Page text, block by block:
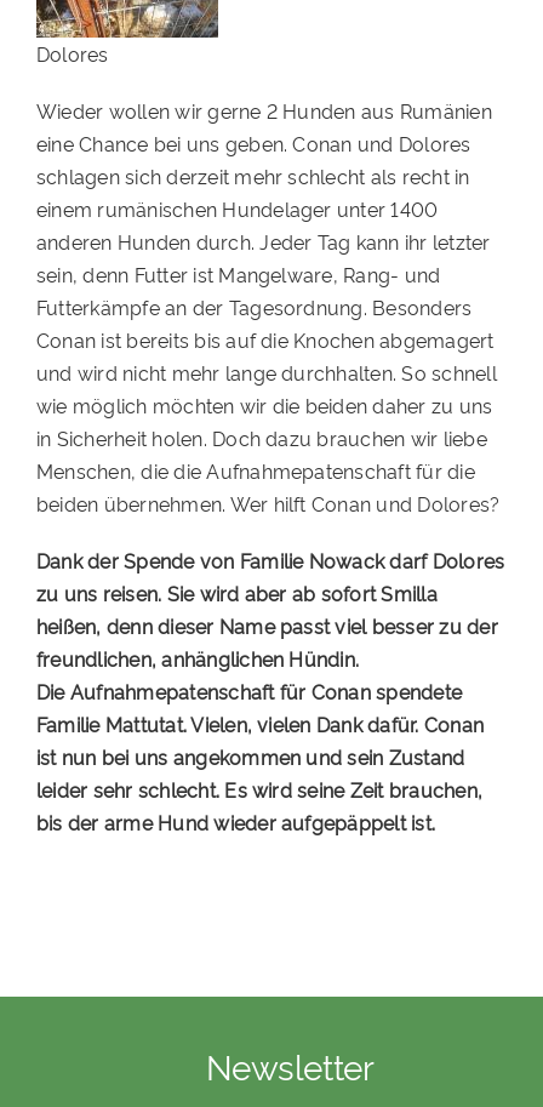
PATENSCHAFTEN
RATGEBER
Dolores
Wieder wollen wir gerne 2 Hunden aus Rumänien
eine Chance bei uns geben. Conan und Dolores
schlagen sich derzeit mehr schlecht als recht in
einem rumänischen Hundelager unter 1400
anderen Hunden durch. Jeder Tag kann ihr letzter
sein, denn Futter ist Mangelware, Rang- und
Futterkämpfe an der Tagesordnung. Besonders
Conan ist bereits bis auf die Knochen abgemagert
und wird nicht mehr lange durchhalten. So schnell
wie möglich möchten wir die beiden daher zu uns
in Sicherheit holen. Doch dazu brauchen wir liebe
Menschen, die die Aufnahmepatenschaft für die
beiden übernehmen. Wer hilft Conan und Dolores?
Dank der Spende von Familie Nowack darf Dolores
zu uns reisen. Sie wird aber ab sofort Smilla
heißen, denn dieser Name passt viel besser zu der
freundlichen, anhänglichen Hündin.
Die Aufnahmepatenschaft für Conan spendete
Familie Mattutat. Vielen, vielen Dank dafür. Conan
ist nun bei uns angekommen und sein Zustand
leider sehr schlecht. Es wird seine Zeit brauchen,
bis der arme Hund wieder aufgepäppelt ist.
Newsletter